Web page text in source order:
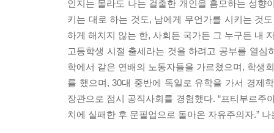
인지는 몰라도 나는 걸출한 개인을 흠모하는 성향
키는 대로 하는 것도, 남에게 무언가를 시키는 것
하게 해치지 않는 한, 사회든 국가든 그 누구든 내
고등학생 시절 출세라는 것을 하려고 공부를 열
학에서 같은 연배의 노동자들을 가르쳤으며, 학생
를 했으며, 30대 중반에 독일로 유학을 가서 경제
장관으로 점시 공직사회를 경험했다. “프티부르
치에 실패한 후 문필업으로 돌아온 자유주의자.”